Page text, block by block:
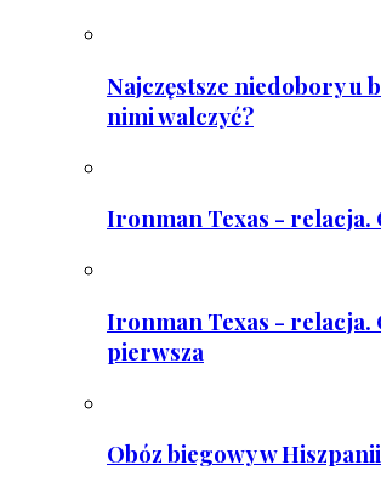
Najczęstsze niedobory u
nimi walczyć?
Ironman Texas - relacja.
Ironman Texas - relacja.
pierwsza
Obóz biegowy w Hiszpanii